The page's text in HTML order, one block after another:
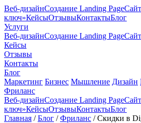
Веб-дизайнСоздание Landing Page
ключ»КейсыОтзывыКонтактыБлог
Услуги
Веб-дизайнСоздание Landing Page
Кейсы
Отзывы
Контакты
Блог
Маркетинг Бизнес Мышление Дизайн
Фриланс
Веб-дизайнСоздание Landing Page
ключ»КейсыОтзывыКонтактыБлог
Главная /Блог / Фриланс / Скидки в